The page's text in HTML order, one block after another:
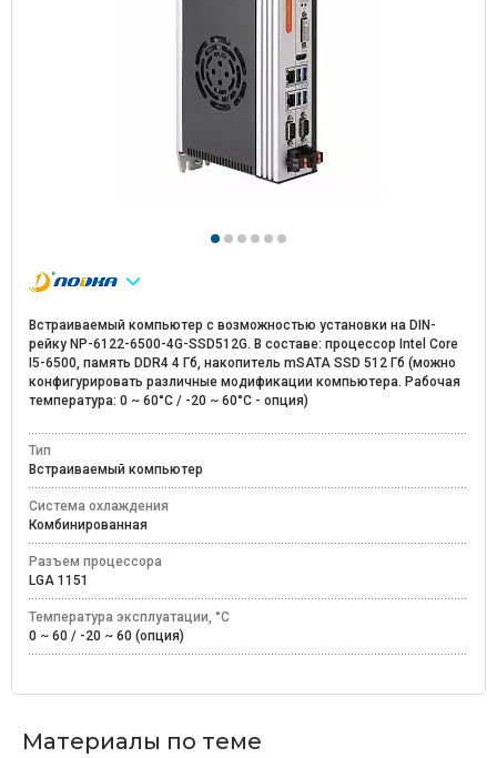
Встраиваемый компьютер с возможностью установки на DIN-
рейку NP-6122-6500-4G-SSD512G. В составе: процессор Intel Core
I5-6500, память DDR4 4 Гб, накопитель mSATA SSD 512 Гб (можно
конфигурировать различные модификации компьютера. Рабочая
температура: 0 ~ 60°C / -20 ~ 60°C - опция)
Тип
Встраиваемый компьютер
Система охлаждения
Комбинированная
Разъем процессора
LGA 1151
Температура эксплуатации, °C
0 ~ 60 / -20 ~ 60 (опция)
Материалы по теме